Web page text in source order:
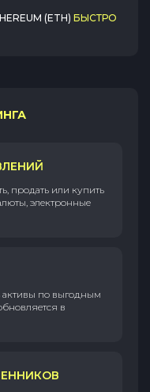
(ETH) БЫСТРО
продать или купить
электронные
активы по выгодным
в